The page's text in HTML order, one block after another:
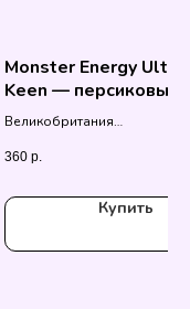
Monster Energy Ultra
Keen — персиковый
Великобритания
360 р.
Купить